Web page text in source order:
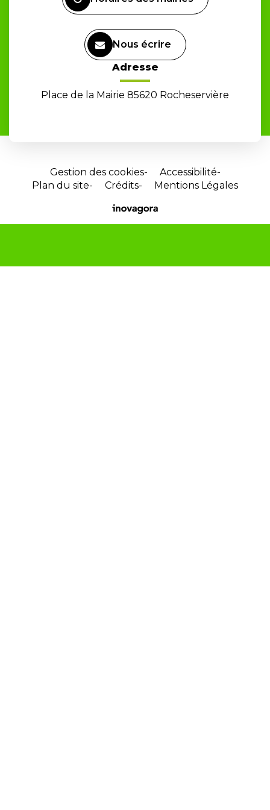
Nous écrire
Adresse
Place de la Mairie 85620 Rocheservière
Gestion des cookies
Accessibilité
Plan du site
Crédits
Mentions Légales
Site